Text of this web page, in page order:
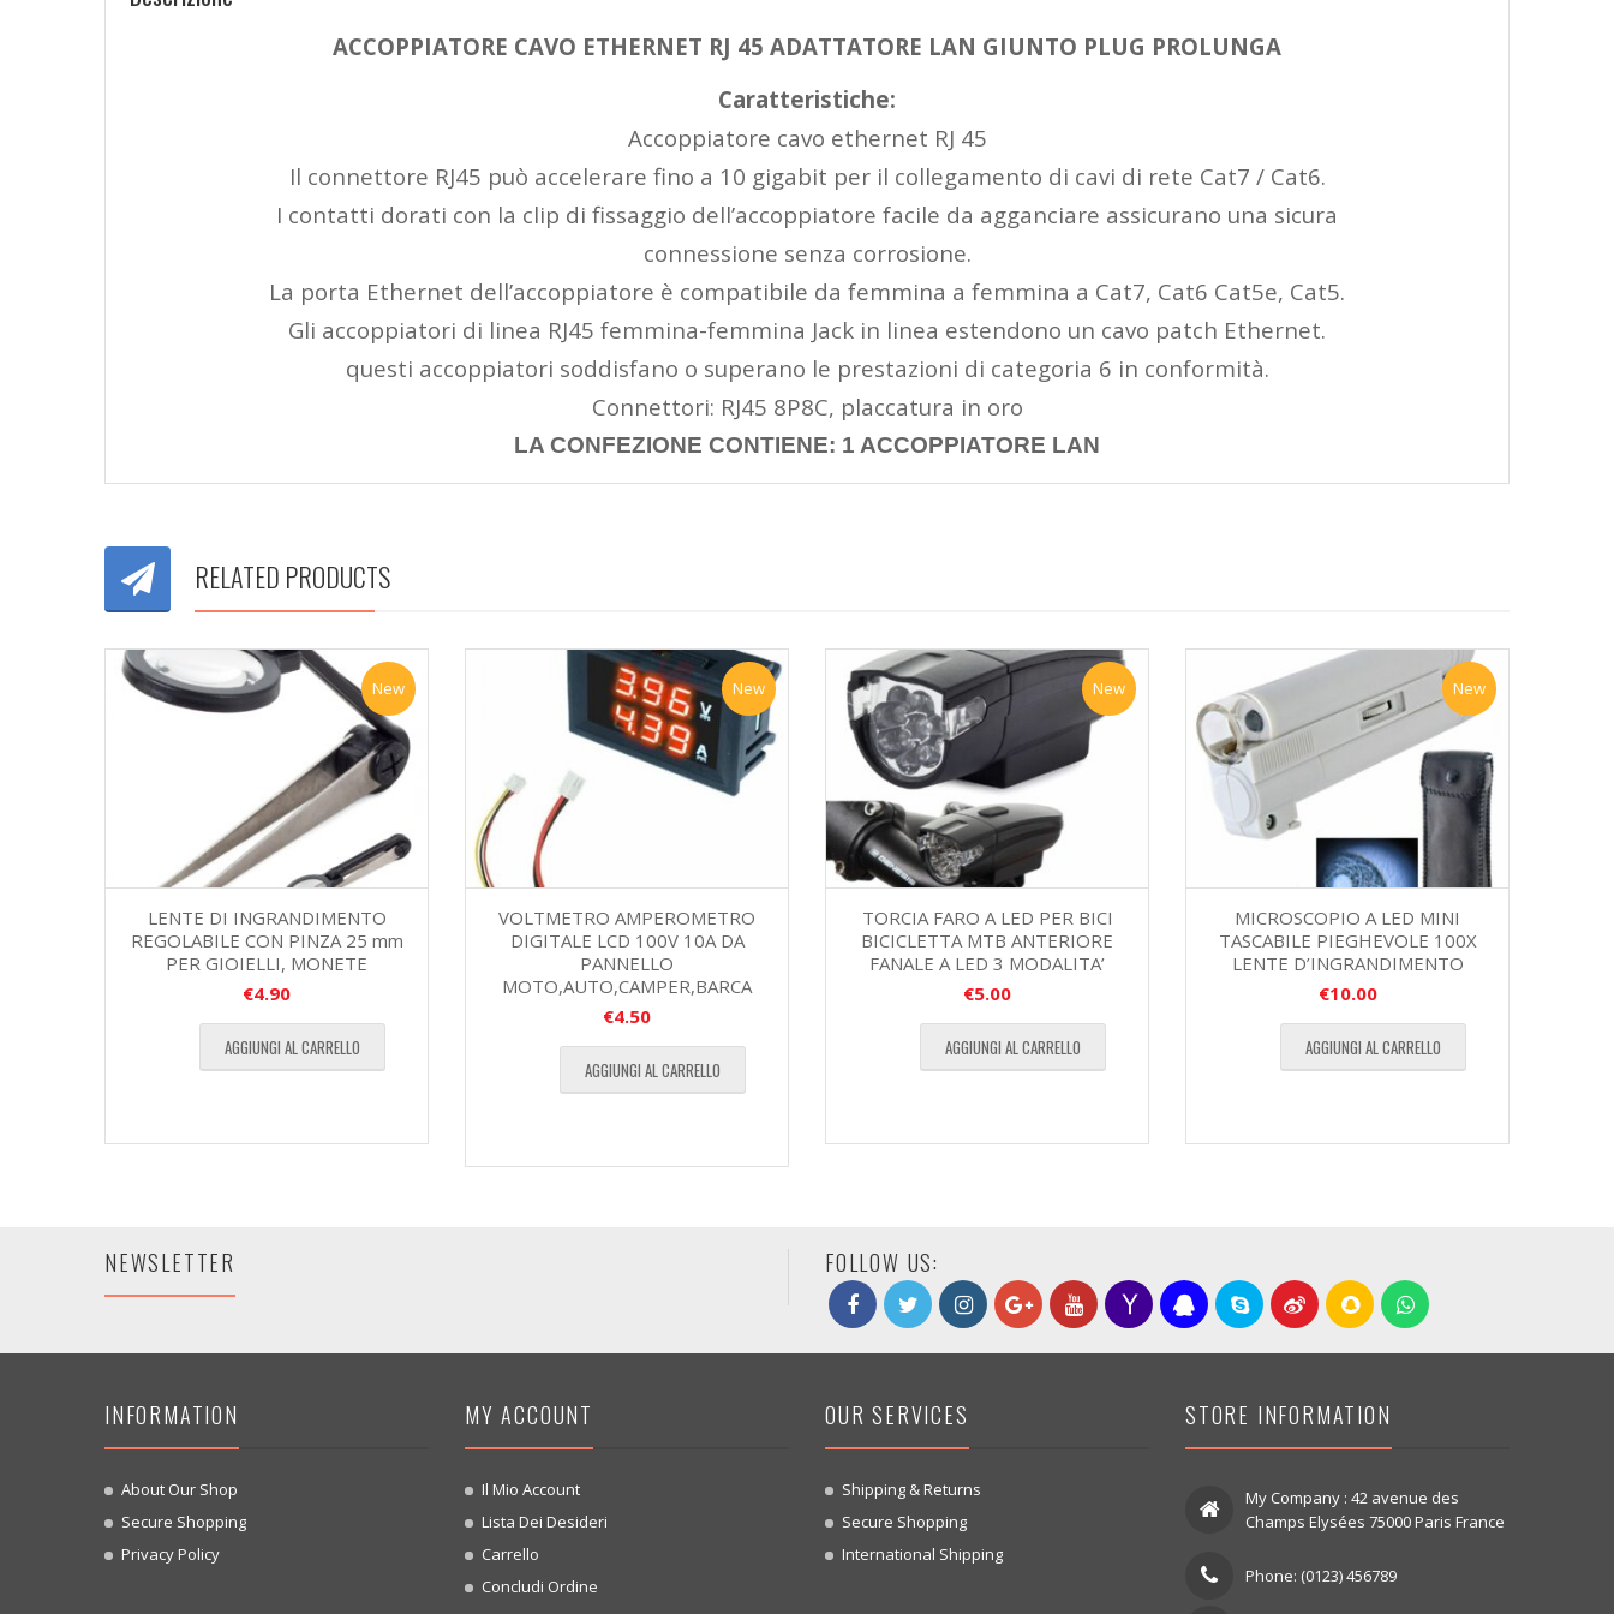
ACCOPPIATORE CAVO ETHERNET RJ 45 ADATTATORE LAN GIUNTO PLUG PROLUNGA
Caratteristiche:
Accoppiatore cavo ethernet RJ 45
Il connettore RJ45 può accelerare fino a 10 gigabit per il collegamento di cavi di rete Cat7 / Cat6.
I contatti dorati con la clip di fissaggio dell’accoppiatore facile da agganciare assicurano una sicura
connessione senza corrosione.
La porta Ethernet dell’accoppiatore è compatibile da femmina a femmina a Cat7, Cat6 Cat5e, Cat5.
Gli accoppiatori di linea RJ45 femmina-femmina Jack in linea estendono un cavo patch Ethernet.
questi accoppiatori soddisfano o superano le prestazioni di categoria 6 in conformità.
Connettori: RJ45 8P8C, placcatura in oro
LA CONFEZIONE CONTIENE: 1 ACCOPPIATORE LAN
RELATED PRODUCTS
New
LENTE DI INGRANDIMENTO
REGOLABILE CON PINZA 25 mm
PER GIOIELLI, MONETE
€4.90
AGGIUNGI AL CARRELLO
New
VOLTMETRO AMPEROMETRO
DIGITALE LCD 100V 10A DA
PANNELLO
MOTO,AUTO,CAMPER,BARCA
€4.50
AGGIUNGI AL CARRELLO
New
TORCIA FARO A LED PER BICI
BICICLETTA MTB ANTERIORE
FANALE A LED 3 MODALITA’
€5.00
AGGIUNGI AL CARRELLO
New
MICROSCOPIO A LED MINI
TASCABILE PIEGHEVOLE 100X
LENTE D’INGRANDIMENTO
€10.00
AGGIUNGI AL CARRELLO
NEWSLETTER FOLLOW US:
INFORMATION
About Our Shop
Secure Shopping
Privacy Policy
MY ACCOUNT
Il Mio Account
Lista Dei Desideri
Carrello
Concludi Ordine
OUR SERVICES
Shipping & Returns
Secure Shopping
International Shipping
STORE INFORMATION
My Company : 42 avenue des
Champs Elysées 75000 Paris France
Phone: (0123) 456789